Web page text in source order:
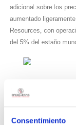
Consentimiento
adicional sobre los
aumentado
Resources, con
del 5% del estaño
extracción y los
los depósitos de
complejos y menos